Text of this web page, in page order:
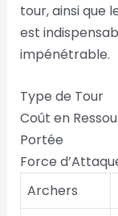
tour, ainsi que
est
impénétrable.
Type de Tour
Coût en
Portée
Force
Archers